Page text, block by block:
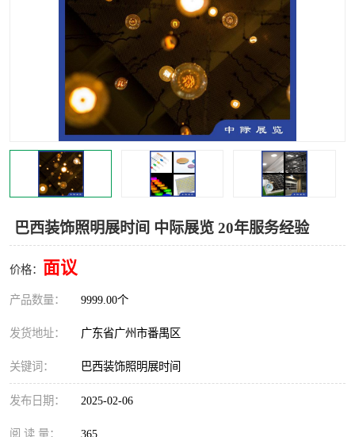
巴西装饰照明展时间 中际展览 20年服务经验
价格： 面议
产品数量： 9999.00个
发货地址： 广东省广州市番禺区
关键词： 巴西装饰照明展时间
发布日期： 2025-02-06
阅 读 量： 365
展